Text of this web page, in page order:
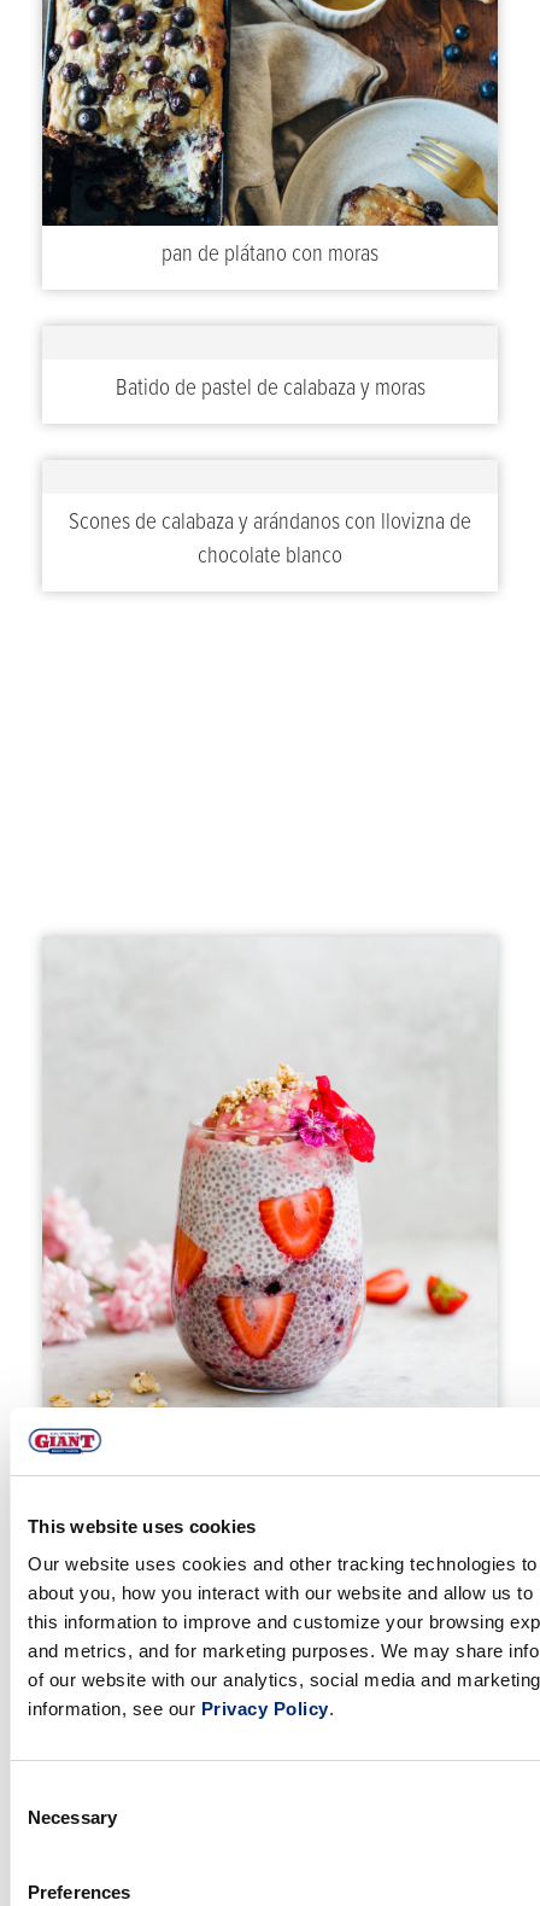
This website uses cookies
Our website uses cookies and other tracking technologies
about you, how you interact with our website and allow us
this information to improve and customize your browsing
and metrics, and for marketing purposes. We may share
of our website with our analytics, social media and
information, see our Privacy Policy.
Selection
Necessary
Preferences
pan de plátano con moras
Batido de pastel de calabaza y moras
Scones de calabaza y arándanos con llovizna de
chocolate blanco
Parfait de batido y pudín de chía de verano